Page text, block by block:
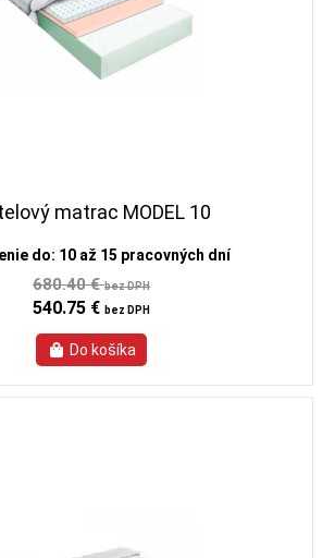
matrac MODEL 10
do: 10 až 15 pracovných dní
680.40 €bez DPH
540.75 € bez DPH